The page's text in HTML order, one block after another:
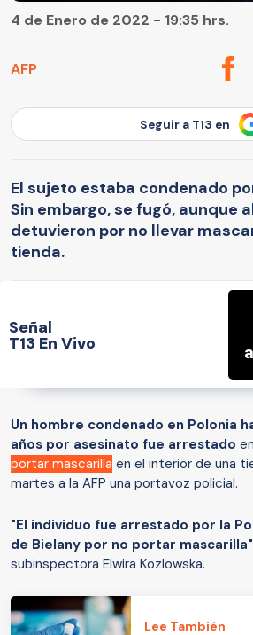
AFP
4 de Enero de 2022 - 19:35 hrs.
Seguir a T13 en
El sujeto estaba condenado
Sin embargo, se fugó, aunque
detuvieron por no llevar
tienda.
Señal
T13 En Vivo
Un hombre condenado en Polonia
años por asesinato fue arrestado
portar mascarilla en el interior de una
martes a la AFP una portavoz policial.
"El individuo fue arrestado por la
de Bielany por no portar mascarilla"
subinspectora Elwira Kozlowska.
Lee También